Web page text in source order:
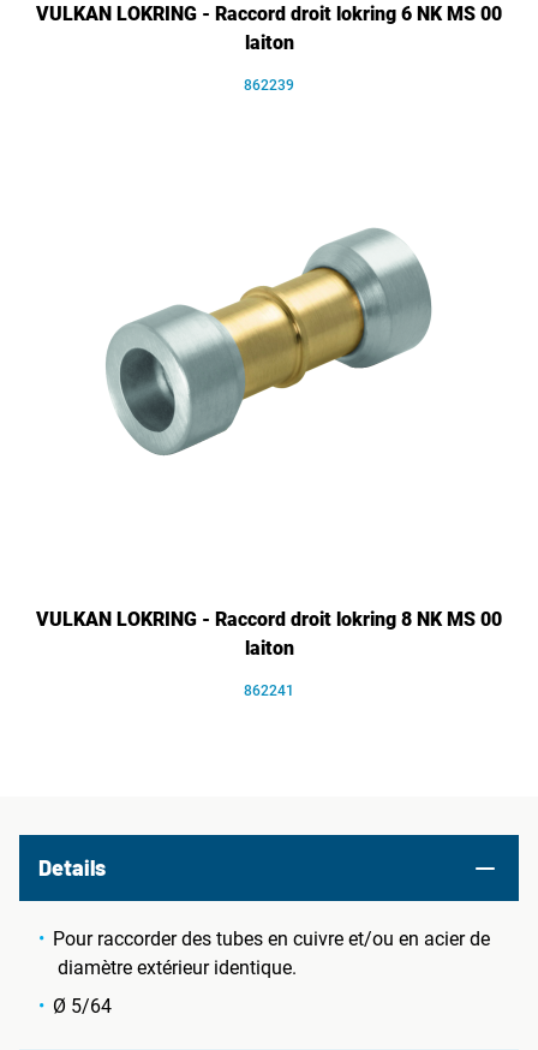
VULKAN LOKRING - Raccord droit lokring 6 NK MS 00
laiton
862239
VULKAN LOKRING - Raccord droit lokring 8 NK MS 00
laiton
862241
Details
Pour raccorder des tubes en cuivre et/ou en acier de
diamètre extérieur identique.
Ø 5/64